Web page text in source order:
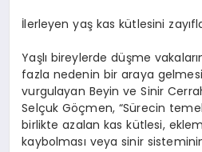
İlerleyen yaş kas kütlesini
Yaşlı bireylerde düşme
fazla nedenin bir araya
vurgulayan Beyin ve Sinir
Selçuk Göçmen, “Sürecin
birlikte azalan kas kütlesi,
kaybolması veya sinir